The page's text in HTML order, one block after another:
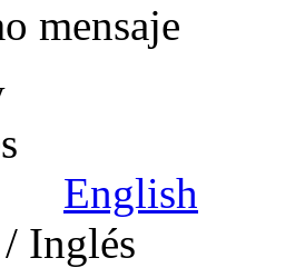
mensaje
English
Inglés